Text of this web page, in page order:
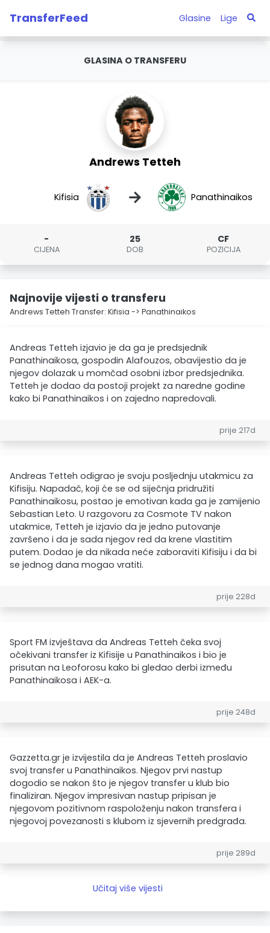
TransferFeed Glasine Lige
GLASINA O TRANSFERU
Andrews Tetteh
Kifisia → Panathinaikos
-
CIJENA
25
DOB
CF
POZICIJA
Najnovije vijesti o transferu
Andrews Tetteh Transfer: Kifisia -> Panathinaikos
Andreas Tetteh izjavio je da ga je predsjednik
Panathinaikosa, gospodin Alafouzos, obavijestio da je
njegov dolazak u momčad osobni izbor predsjednika.
Tetteh je dodao da postoji projekt za naredne godine
kako bi Panathinaikos i on zajedno napredovali.
prije 217d
Andreas Tetteh odigrao je svoju posljednju utakmicu za
Kifisiju. Napadač, koji će se od siječnja pridružiti
Panathinaikosu, postao je emotivan kada ga je zamijenio
Sebastian Leto. U razgovoru za Cosmote TV nakon
utakmice, Tetteh je izjavio da je jedno putovanje
završeno i da je sada njegov red da krene vlastitim
putem. Dodao je da nikada neće zaboraviti Kifisiju i da bi
se jednog dana mogao vratiti.
prije 228d
Sport FM izvještava da Andreas Tetteh čeka svoj
očekivani transfer iz Kifisije u Panathinaikos i bio je
prisutan na Leoforosu kako bi gledao derbi između
Panathinaikosa i AEK-a.
prije 248d
Gazzetta.gr je izvijestila da je Andreas Tetteh proslavio
svoj transfer u Panathinaikos. Njegov prvi nastup
dogodio se nakon što je njegov transfer u klub bio
finaliziran. Njegov impresivan nastup pripisan je
njegovom pozitivnom raspoloženju nakon transfera i
njegovoj povezanosti s klubom iz sjevernih predgrađa.
prije 289d
Učitaj više vijesti